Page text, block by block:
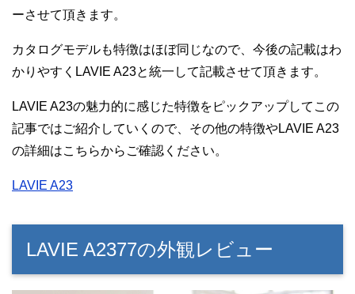
ーさせて頂きます。
カタログモデルも特徴はほぼ同じなので、今後の記載はわ
かりやすくLAVIE A23と統一して記載させて頂きます。
LAVIE A23の魅力的に感じた特徴をピックアップしてこの
記事ではご紹介していくので、その他の特徴やLAVIE A23
の詳細はこちらからご確認ください。
LAVIE A23
LAVIE A2377の外観レビュー